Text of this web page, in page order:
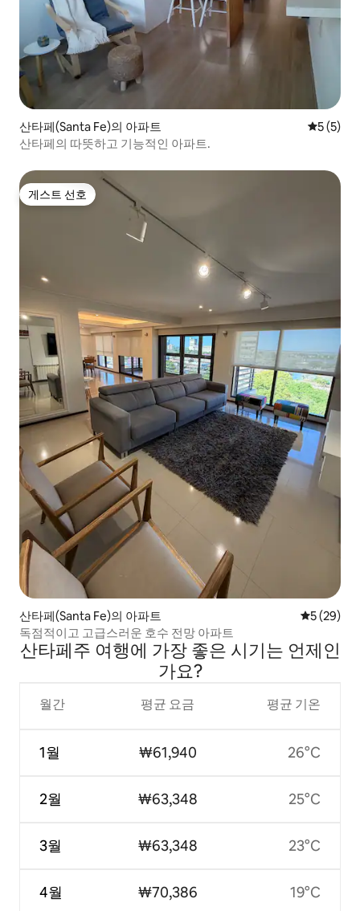
산타페(Santa Fe)의 아파트 평점 5점
5 (5)
산타페의 따뜻하고 기능적인 아파트.
게스트 선호
게스트 선호
산타페(Santa Fe)의 아파트 평점 5점(5
5 (29)
독점적이고 고급스러운 호수 전망 아파트
산타페주 여행에 가장 좋은 시기는 언제인
가요?
월간
1월
2월
3월
4월
평균 요금
₩61,940
₩63,348
₩63,348
₩70,386
평균 기온
26°C
25°C
23°C
19°C